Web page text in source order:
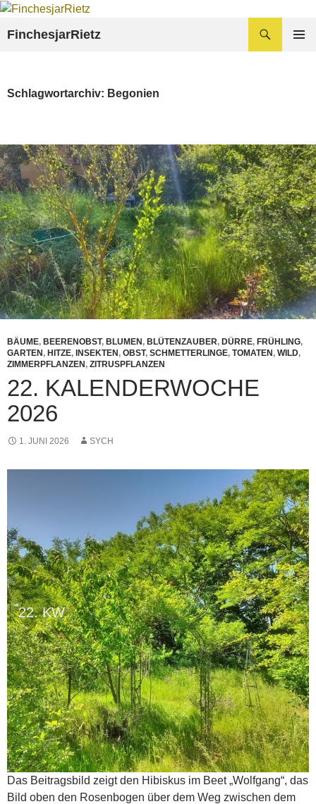
Zum
springen
FinchesjarRietz
Schlagwortarchiv: Begonien
BÄUME, BEERENOBST, BLUMEN, BLÜTENZAUBER, DÜRRE, FRÜHLING,
GARTEN, HITZE, INSEKTEN, OBST, SCHMETTERLINGE, TOMATEN, WILD,
ZIMMERPFLANZEN, ZITRUSPFLANZEN
22. KALENDERWOCHE
2026
1. JUNI 2026 SYCH
22. KW
Das Beitragsbild zeigt den Hibiskus im Beet „Wolfgang“, das
Bild oben den Rosenbogen über dem Weg zwischen dem